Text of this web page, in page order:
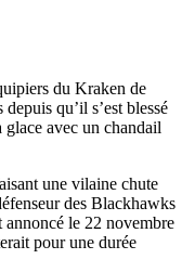
du Kraken de
qu’il s’est blessé
glace avec un chandail
une vilaine chute
des Blackhawks
le 22 novembre
pour une durée